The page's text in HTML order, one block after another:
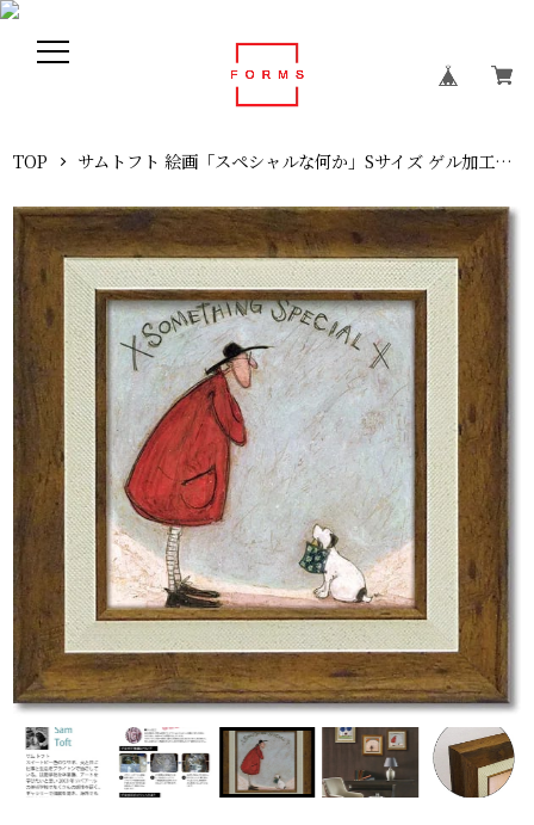
TOP サムトフト 絵画「スペシャルな何か」Sサイズ ゲル加工アート アートフレーム アートパネル インテリア